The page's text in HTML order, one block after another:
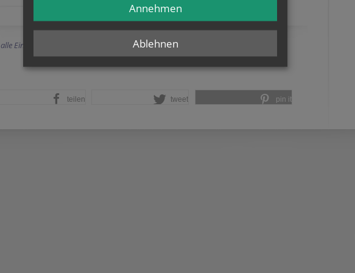
alle Einträge anzeigen
teilen tweet pin it
Ablehnen
Annehmen